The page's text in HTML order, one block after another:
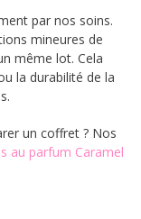
par nos soins.
mineures de
même lot. Cela
la durabilité de la
un coffret ? Nos
au parfum Caramel